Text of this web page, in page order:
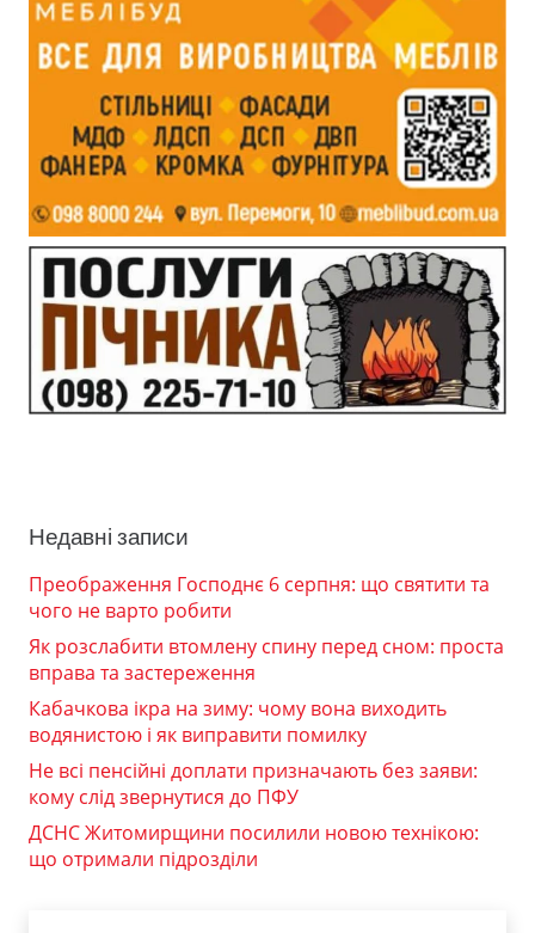
Недавні записи
Преображення Господнє 6 серпня: що святити та
чого не варто робити
Як розслабити втомлену спину перед сном: проста
вправа та застереження
Кабачкова ікра на зиму: чому вона виходить
водянистою і як виправити помилку
Не всі пенсійні доплати призначають без заяви:
кому слід звернутися до ПФУ
ДСНС Житомирщини посилили новою технікою:
що отримали підрозділи